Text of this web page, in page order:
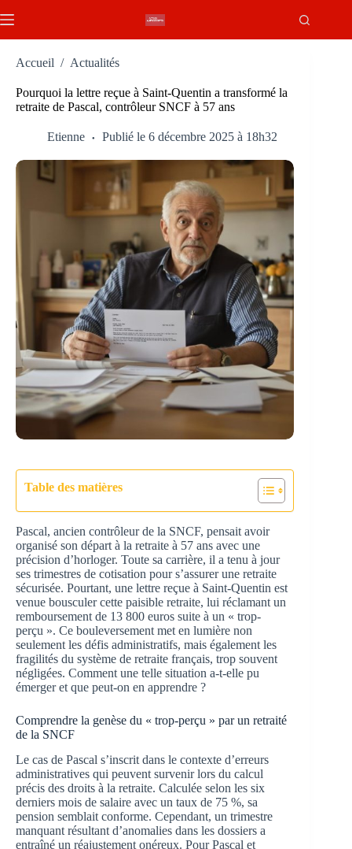
au
Accueil / Actualités
Pourquoi la lettre reçue à Saint-Quentin a transformé la
retraite de Pascal, contrôleur SNCF à 57 ans
Etienne Publié le 6 décembre 2025 à 18h32
Table des matières
Pascal, ancien contrôleur de la SNCF, pensait avoir
organisé son départ à la retraite à 57 ans avec une
précision d’horloger. Toute sa carrière, il a tenu à jour
ses trimestres de cotisation pour s’assurer une retraite
sécurisée. Pourtant, une lettre reçue à Saint-Quentin est
venue bousculer cette paisible retraite, lui réclamant un
remboursement de 13 800 euros suite à un « trop-
perçu ». Ce bouleversement met en lumière non
seulement les défis administratifs, mais également les
fragilités du système de retraite français, trop souvent
négligées. Comment une telle situation a-t-elle pu
émerger et que peut-on en apprendre ?
Comprendre la genèse du « trop-perçu » par un retraité
de la SNCF
Le cas de Pascal s’inscrit dans le contexte d’erreurs
administratives qui peuvent survenir lors du calcul
précis des droits à la retraite. Calculée selon les six
derniers mois de salaire avec un taux de 75 %, sa
pension semblait conforme. Cependant, un trimestre
manquant résultant d’anomalies dans les dossiers a
entraîné un réajustement onéreux. Pour Pascal et